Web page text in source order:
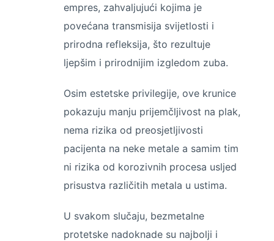
empres, zahvaljujući kojima je
povećana transmisija svijetlosti i
prirodna refleksija, što rezultuje
ljepšim i prirodnijim izgledom zuba.
Osim estetske privilegije, ove krunice
pokazuju manju prijemčljivost na plak,
nema rizika od preosjetljivosti
pacijenta na neke metale a samim tim
ni rizika od korozivnih procesa usljed
prisustva različitih metala u ustima.
U svakom slučaju, bezmetalne
protetske nadoknade su najbolji i